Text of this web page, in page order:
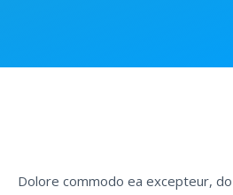
Dolore commodo ea excepteur,